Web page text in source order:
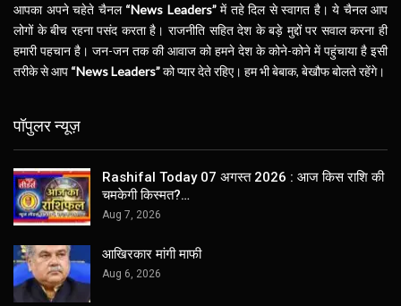
आपका अपने चहेते चैनल “News Leaders”में तहे दिल से स्वागत है। ये चैनल आप
लोगों के बीच रहना पसंद करता है। राजनीति सहित देश के बड़े मुद्दों पर सवाल करना ही
हमारी पहचान है। जन-जन तक की आवाज को हमने देश के कोने-कोने में पहुंचाया है इसी
तरीके से आप “News Leaders”को प्यार देते रहिए। हम भी बेबाक, बेखौफ बोलते रहेंगे।
पॉपुलर न्यूज़
Rashifal Today 07 अगस्त 2026 : आज किस राशि की
चमकेगी किस्मत?…
Aug 7, 2026
आखिरकार मांगी माफी
Aug 6, 2026